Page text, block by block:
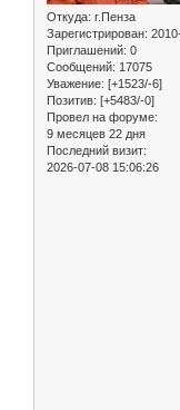
Откуда: г.Пенза
Зарегистрирован:
Приглашений: 0
Сообщений: 17075
Уважение: [+1523/-6]
Позитив: [+5483/-0]
Провел на форуме:
9 месяцев 22 дня
Последний визит:
2026-07-08 15:06:26